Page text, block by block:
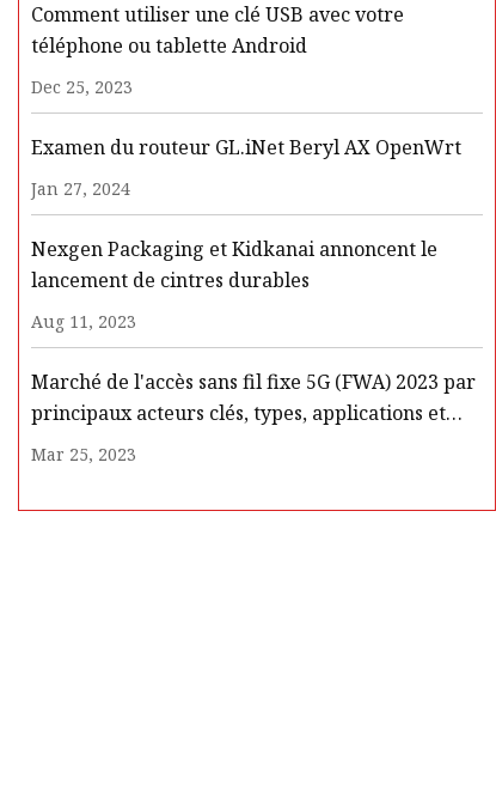
Comment utiliser une clé USB avec votre
téléphone ou tablette Android
Dec 25, 2023
Examen du routeur GL.iNet Beryl AX OpenWrt
Jan 27, 2024
Nexgen Packaging et Kidkanai annoncent le
lancement de cintres durables
Aug 11, 2023
Marché de l'accès sans fil fixe 5G (FWA) 2023 par
principaux acteurs clés, types, applications et
prévisions futures jusqu'en 2028
Mar 25, 2023